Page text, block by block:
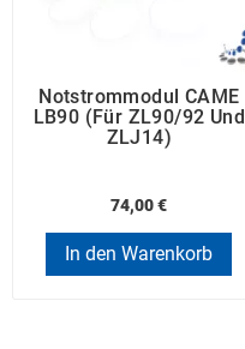
Notstrommodul CAME
LB90 (für ZL90/92 Und
ZLJ14)
74,00 €
In den Warenkorb